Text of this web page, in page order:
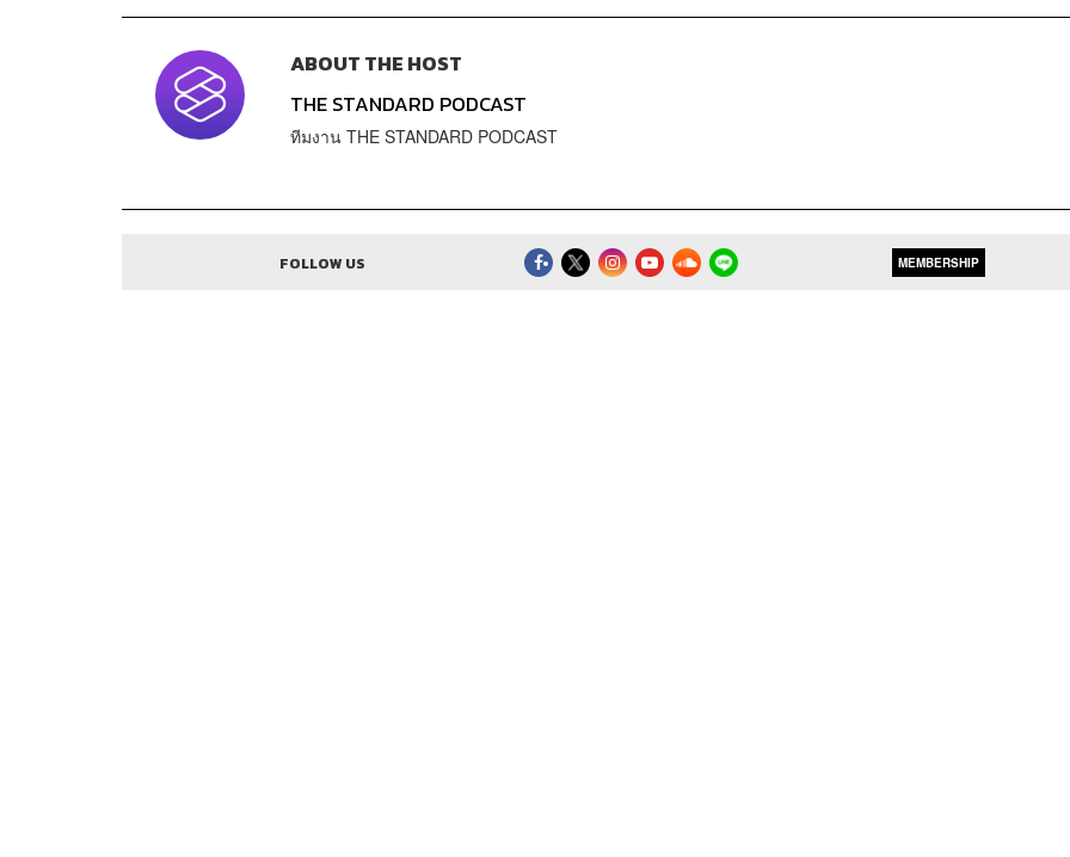
ABOUT THE HOST
THE STANDARD PODCAST
ทีมงาน THE STANDARD PODCAST
FOLLOW US MEMBERSHIP